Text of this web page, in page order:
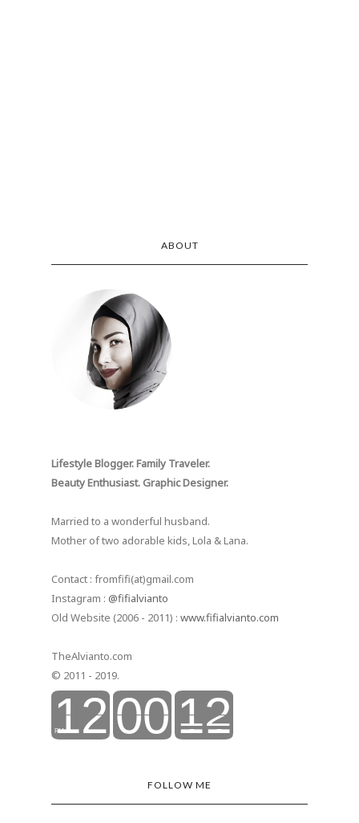
ABOUT
Lifestyle Blogger. Family Traveler.
Beauty Enthusiast. Graphic Designer.
Married to a wonderful husband.
Mother of two adorable kids, Lola & Lana.
Contact : fromfifi(at)gmail.com
Instagram : @fifialvianto
Old Website (2006 - 2011) : www.fifialvianto.com
TheAlvianto.com
© 2011 - 2019.
FOLLOW ME